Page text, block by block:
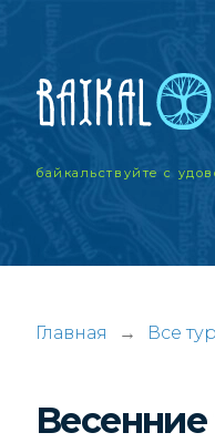
байкальствуйтес
Главная → Все